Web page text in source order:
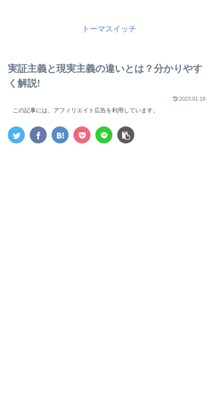
トーマスイッチ
実証主義と現実主義の違いとは？分かりやす
く解説!
2023.01.18
この記事には、アフィリエイト広告を利用しています。